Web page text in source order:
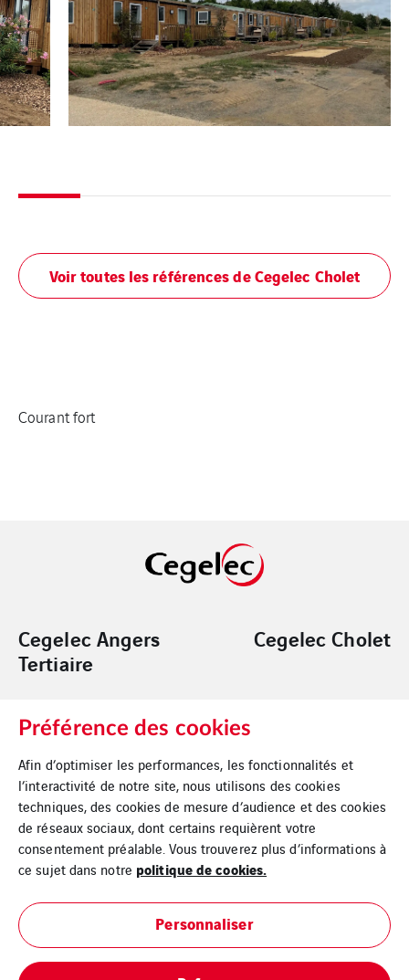
Voir toutes les références de Cegelec Cholet
Courant fort
Cegelec Angers
Tertiaire
Cegelec Cholet
Cegelec Nantes
Tertiaire
Océan Logement
Mentions légales
Cookies
Préférence des cookies
Afin d’optimiser les performances, les fonctionnalités et
l’interactivité de notre site, nous utilisons des cookies
techniques, des cookies de mesure d’audience et des cookies
de réseaux sociaux, dont certains requièrent votre
consentement préalable. Vous trouverez plus d’informations à
ce sujet dans notre politique de cookies.
Personnaliser